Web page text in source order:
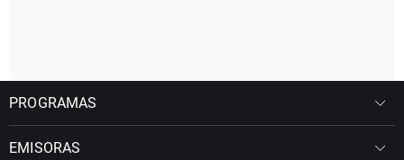
PROGRAMAS
EMISORAS